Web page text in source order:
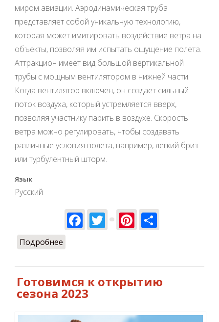
миром авиации. Аэродинамическая труба
представляет собой уникальную технологию,
которая может имитировать воздействие ветра на
объекты, позволяя им испытать ощущение полета.
Аттракцион имеет вид большой вертикальной
трубы с мощным вентилятором в нижней части.
Когда вентилятор включен, он создает сильный
поток воздуха, который устремляется вверх,
позволяя участнику парить в воздухе. Скорость
ветра можно регулировать, чтобы создавать
различные условия полета, например, легкий бриз
или турбулентный шторм.
Язык
Русский
Facebook
TwitterPinterest
Подробнее
Готовимся к открытию
сезона 2023